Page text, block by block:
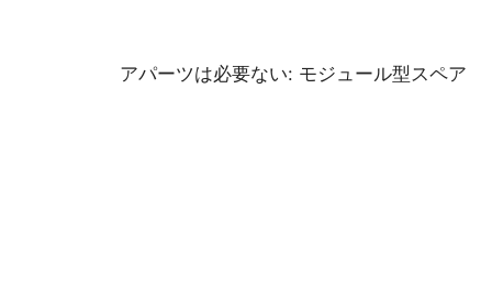
アパーツは必要ない: モジュール型スペア